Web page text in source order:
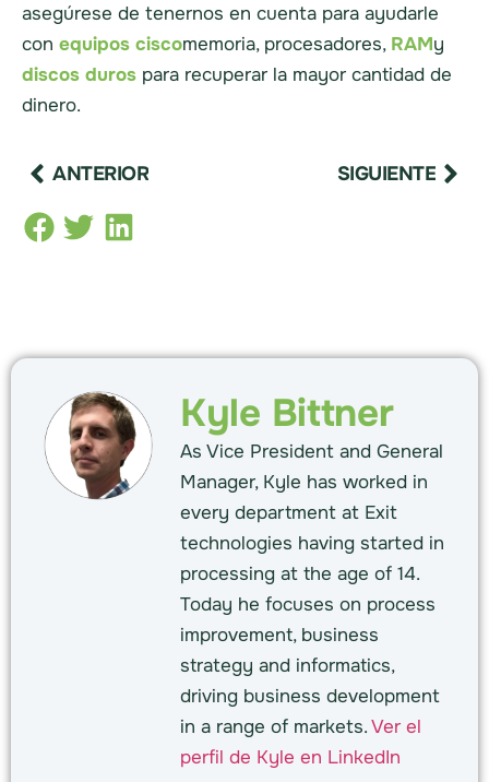
asegúrese de tenernos en cuenta para ayudarle
con equipos ciscomemoria, procesadores, RAMy
discos duros para recuperar la mayor cantidad de
dinero.
ANTERIOR SIGUIENTE
Kyle Bittner
As Vice President and General
Manager, Kyle has worked in
every department at Exit
technologies having started in
processing at the age of 14.
Today he focuses on process
improvement, business
strategy and informatics,
driving business development
in a range of markets.Ver el
perfil de Kyle en LinkedIn